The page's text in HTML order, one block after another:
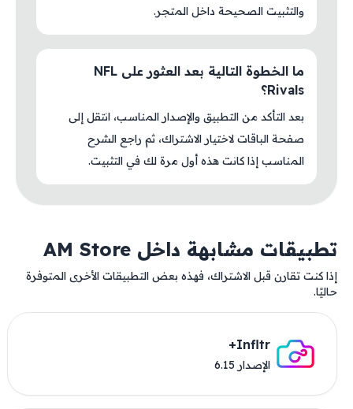
والتثبيت الصحيحة داخل المتجر.
ما الخطوة التالية بعد العثور على NFL
Rivals؟
بعد التأكد من التطبيق والإصدار المناسب، انتقل إلى
صفحة الباقات لاختيار الاشتراك، ثم راجع الشرح
المناسب إذا كانت هذه أول مرة لك في التثبيت.
تطبيقات مشابهة داخل AM Store
إذا كنت تقارن قبل الاشتراك، فهذه بعض التطبيقات الأخرى المتوفرة
حاليًا.
Infltr+
الإصدار 6.15